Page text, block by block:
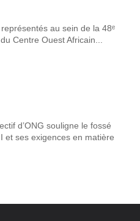
au sein de la 48ᵉ
Centre Ouest Africain...
d’ONG souligne le fossé
et ses exigences en matière